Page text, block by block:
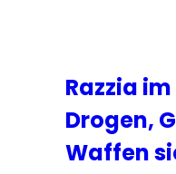
Razzia
Drogen,
Waffen